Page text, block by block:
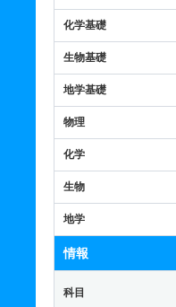
化学基礎
生物基礎
地学基礎
物理
化学
生物
地学
情報
科目